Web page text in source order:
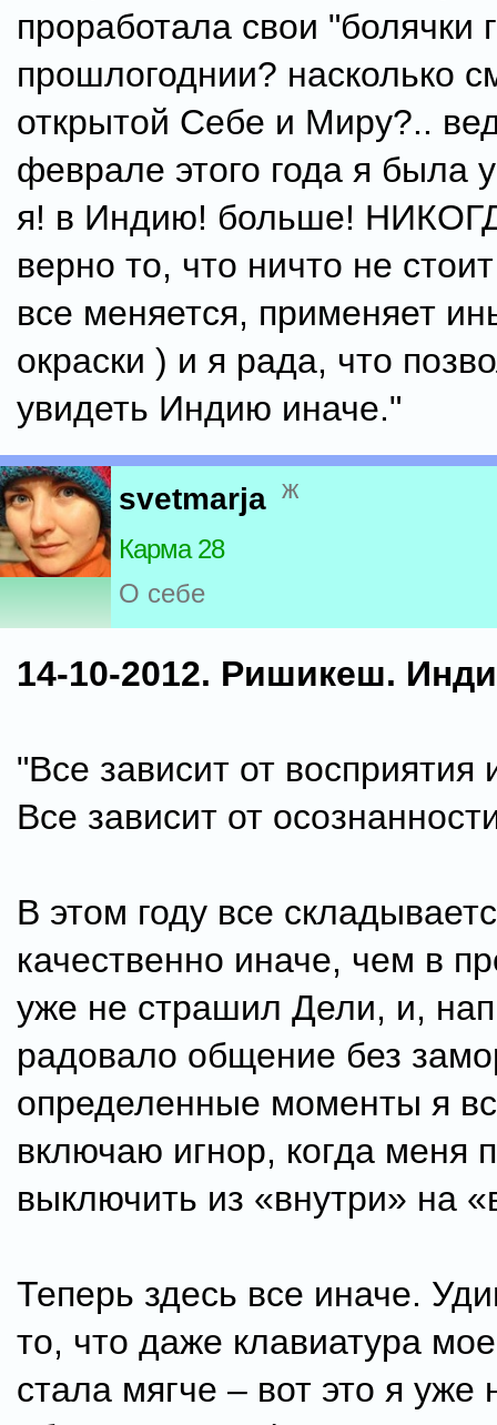
проработала свои "болячки
прошлогоднии? насколько
открытой Себе и Миру?..
феврале этого года я была
я! в Индию! больше!
верно то, что ничто не
все меняется, применяет
окраски ) и я рада, что
увидеть Индию иначе."
svetmarja ж
Карма 28
О себе
14-10-2012. Ришикеш.
"Все зависит от восприятия
Все зависит от
В этом году все
качественно иначе, чем в
уже не страшил Дели, и,
радовало общение без
определенные моменты я
включаю игнор, когда меня
выключить из «внутри» на
Теперь здесь все иначе.
то, что даже клавиатура
стала мягче – вот это я уже